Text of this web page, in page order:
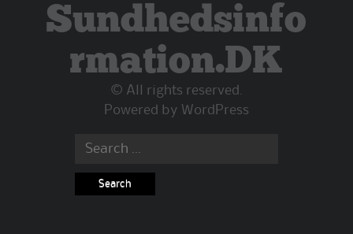
Sundhedsinfo
rmation.DK
© All rights reserved.
Powered by WordPress
Search